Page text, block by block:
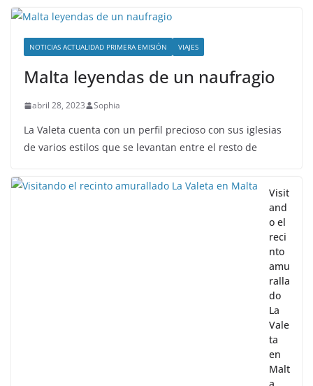
NOTICIAS ACTUALIDAD PRIMERA EMISIÓN VIAJES
Malta leyendas de un naufragio
abril 28, 2023 Sophia
La Valeta cuenta con un perfil precioso con sus iglesias
de varios estilos que se levantan entre el resto de
Visit
and
o el
reci
nto
amu
ralla
do
La
Vale
ta
en
Malt